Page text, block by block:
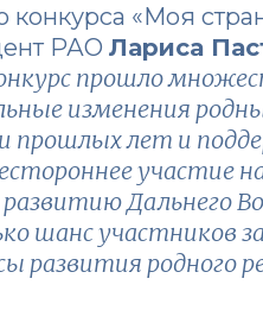
«Моя
РАО Лариса
прошло
изменения
прошлых лет и
участие
Дальнего
шанс участников
развития родного